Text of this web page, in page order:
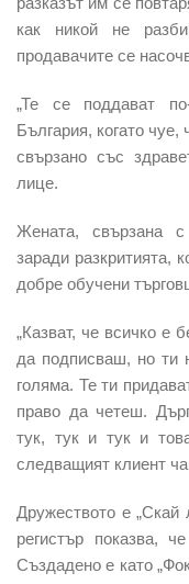
как никой не
продавачите се
„Те се поддават
България, когато
свързано със
лице.
Жената, свързана
заради разкритията,
добре обучени
„Казват, че всичко е
да подписваш, но ти
голяма. Те ти
право да четеш.
тук, тук и тук и
следващият клиент
Дружеството е „Скай
регистър показва,
Създадено е като